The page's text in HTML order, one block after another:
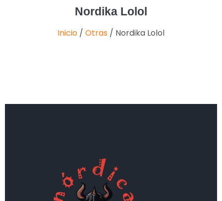
Nordika Lolol
Inicio / Otras / Nordika Lolol